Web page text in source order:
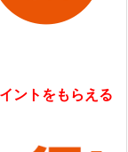
ントをもらえる